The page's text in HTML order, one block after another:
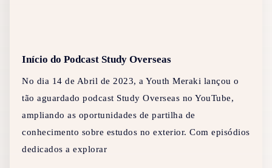
Início do Podcast Study Overseas
No dia 14 de Abril de 2023, a Youth Meraki lançou o
tão aguardado podcast Study Overseas no YouTube,
ampliando as oportunidades de partilha de
conhecimento sobre estudos no exterior. Com episódios
dedicados a explorar